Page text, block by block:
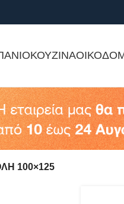
ΚΟΥΖΙΝΑ
100×125